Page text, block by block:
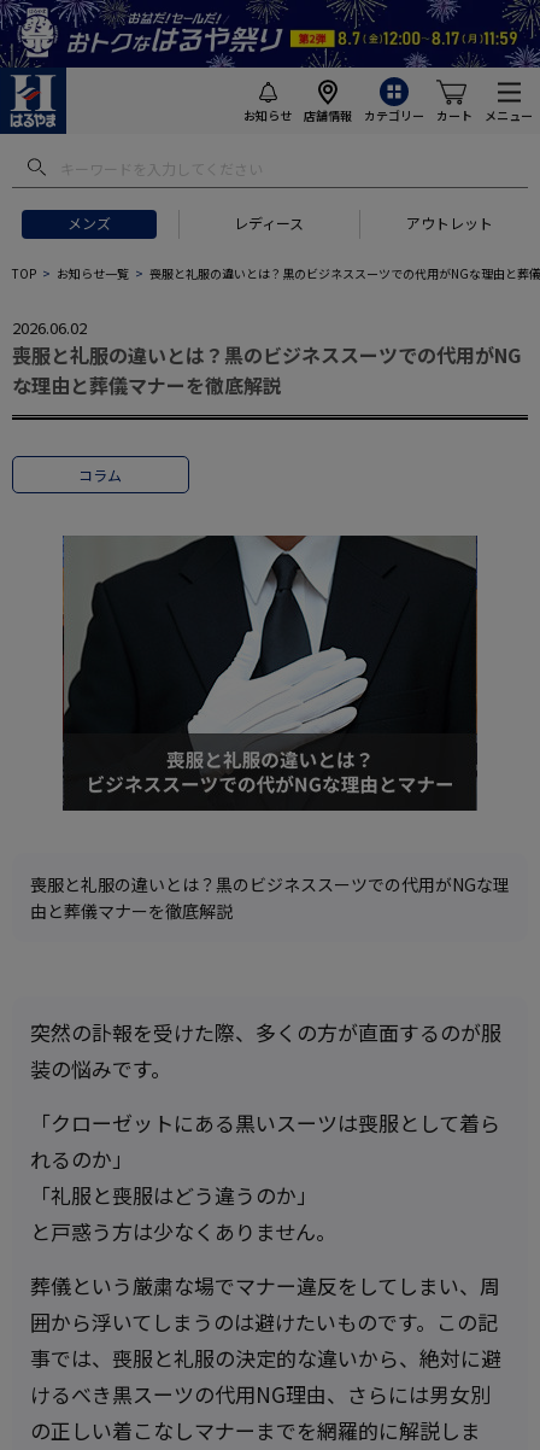
お知らせ 店舗情報 カテゴリー カート メニュー
メンズ レディース アウトレット
TOP お知らせ一覧 喪服と礼服の違いとは？黒のビジネススーツでの代用がNGな理由と葬
2026.06.02
喪服と礼服の違いとは？黒のビジネススーツでの代用がNG
な理由と葬儀マナーを徹底解説
コラム
喪服と礼服の違いとは？黒のビジネススーツでの代用がNGな理
由と葬儀マナーを徹底解説
突然の訃報を受けた際、多くの方が直面するのが服
装の悩みです。
「クローゼットにある黒いスーツは喪服として着ら
れるのか」
「礼服と喪服はどう違うのか」
と戸惑う方は少なくありません。
葬儀という厳粛な場でマナー違反をしてしまい、周
囲から浮いてしまうのは避けたいものです。この記
事では、喪服と礼服の決定的な違いから、絶対に避
けるべき黒スーツの代用NG理由、さらには男女別
の正しい着こなしマナーまでを網羅的に解説しま